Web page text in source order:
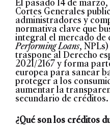
Cortes Generales
administradores y
normativa clave que
integral el mercado de
Performing Loans,
traspone al Derecho
2021/2167 y forma
europea para sanear
proteger a los
aumentar la
secundario de créditos.
¿Qué son los créditos